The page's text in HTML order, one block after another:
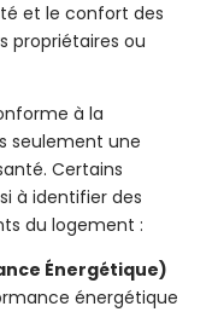
et le confort des
propriétaires ou
à la
seulement une
Certains
à identifier des
du logement :
Énergétique)
énergétique